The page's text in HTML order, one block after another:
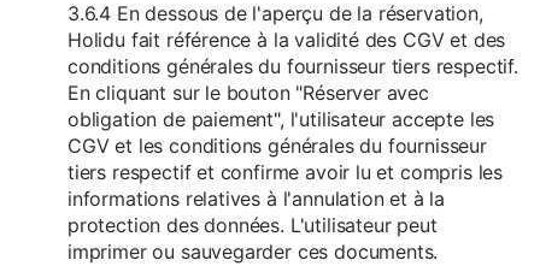
3.6.4 En dessous de l'aperçu de la réservation,
Holidu fait référence à la validité des CGV et des
conditions générales du fournisseur tiers respectif.
En cliquant sur le bouton "Réserver avec
obligation de paiement", l'utilisateur accepte les
CGV et les conditions générales du fournisseur
tiers respectif et confirme avoir lu et compris les
informations relatives à l'annulation et à la
protection des données. L'utilisateur peut
imprimer ou sauvegarder ces documents.